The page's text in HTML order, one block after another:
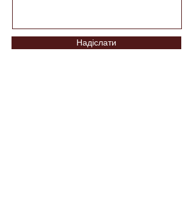
Надіслати